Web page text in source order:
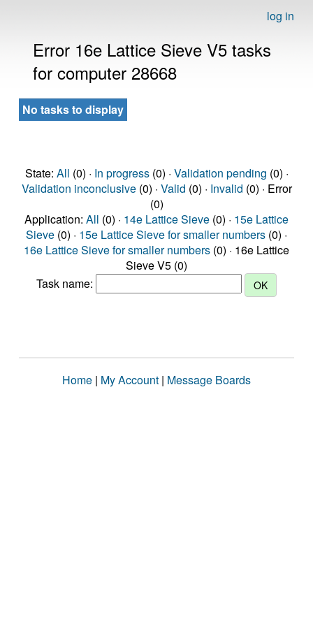
log in
Error 16e Lattice Sieve V5 tasks
for computer 28668
No tasks to display
State: All (0) · In progress(0) · Validation pending (0) ·
Validation inconclusive(0) · Valid (0) · Invalid (0) · Error
(0)
Application: All (0) · 14e Lattice Sieve (0) · 15e Lattice
Sieve (0) · 15e Lattice Sieve for smaller numbers (0) ·
16e Lattice Sieve for smaller numbers (0) · 16e Lattice
Sieve V5 (0)
Task name:
Home | My Account | Message Boards